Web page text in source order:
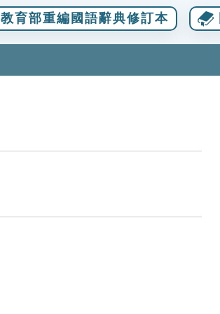
教育部重編國語辭典修訂本